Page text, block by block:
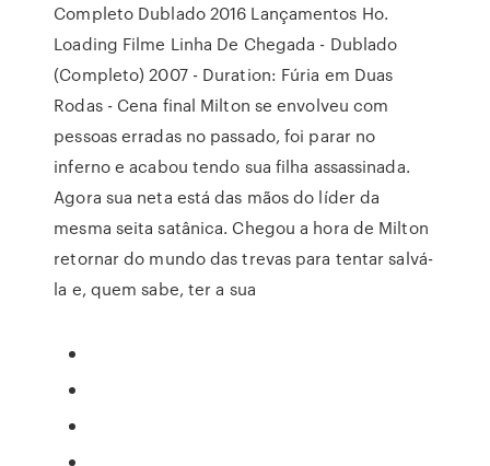
Completo Dublado 2016 Lançamentos Ho.
Loading Filme Linha De Chegada - Dublado
(Completo) 2007 - Duration: Fúria em Duas
Rodas - Cena final Milton se envolveu com
pessoas erradas no passado, foi parar no
inferno e acabou tendo sua filha assassinada.
Agora sua neta está das mãos do líder da
mesma seita satânica. Chegou a hora de Milton
retornar do mundo das trevas para tentar salvá-
la e, quem sabe, ter a sua